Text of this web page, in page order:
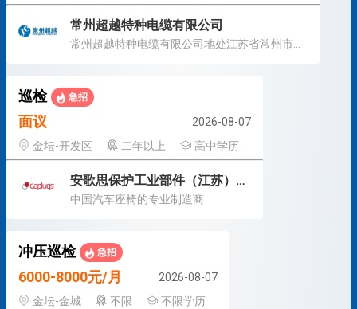
常州超越特种电缆有限公司
巡检 急招
面议
2026-08-07
金坛-开发区
二年以上 高中学历
安歌思保护工业部件（江苏）有限公司
中国汽车座椅的专业制造商
冲压巡检 急招
6000-8000元/月
2026-08-07
金坛-金城
不限 不限学历